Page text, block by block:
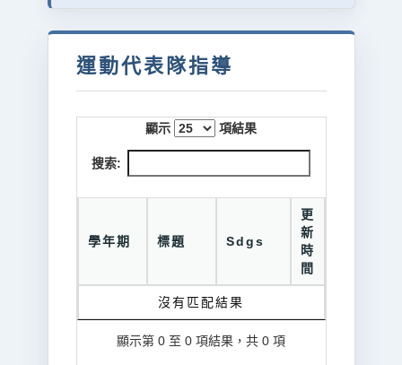
運動代表隊指導
顯示 項結果
搜索:
學年期 標題 Sdgs
更
新
時
間
沒有匹配結果
顯示第 0 至 0 項結果，共 0 項